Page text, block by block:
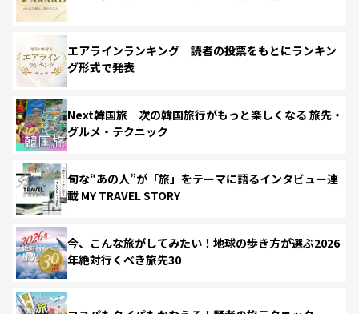
エアラインランキング 読者の投票をもとにランキン
グ形式で発表
Next韓国旅 次の韓国旅行がもっと楽しくなる 旅先・
グルメ・テクニック
旬な“あの人”が「旅」をテーマに語るインタビュー連
載 MY TRAVEL STORY
今、こんな旅がしてみたい！地球の歩き方が選ぶ2026
年絶対行くべき旅先30